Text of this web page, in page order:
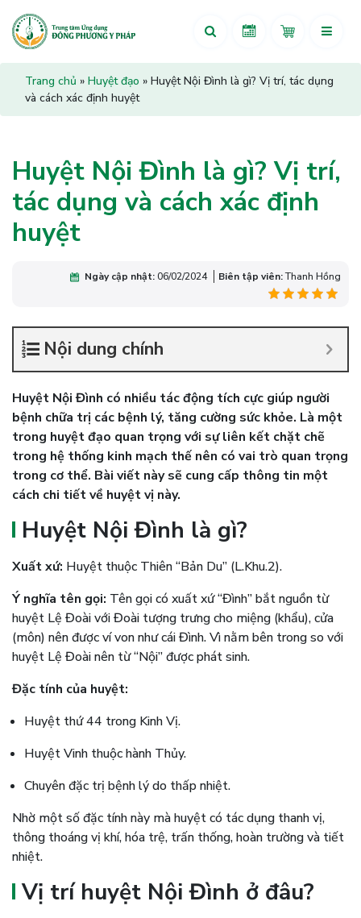
Trang chủ » Huyệt đạo » Huyệt Nội Đình là gì? Vị trí, tác dụng
và cách xác định huyệt
Huyệt Nội Đình là gì? Vị trí,
tác dụng và cách xác định
huyệt
Ngày cập nhật:06/02/2024 Biên tập viên:Thanh Hồng
Nội dung chính
Huyệt Nội Đình có nhiều tác động tích cực giúp người
bệnh chữa trị các bệnh lý, tăng cường sức khỏe. Là một
trong huyệt đạo quan trọng với sự liên kết chặt chẽ
trong hệ thống kinh mạch thế nên có vai trò quan trọng
trong cơ thể. Bài viết này sẽ cung cấp thông tin một
cách chi tiết về huyệt vị này.
Huyệt Nội Đình là gì?
Xuất xứ: Huyệt thuộc Thiên “Bản Du” (L.Khu.2).
Ý nghĩa tên gọi: Tên gọi có xuất xứ “Đình” bắt nguồn từ
huyệt Lệ Đoài với Đoài tượng trưng cho miệng (khẩu), cửa
(môn) nên được ví von như cái Đình. Vì nằm bên trong so với
huyệt Lệ Đoài nên từ “Nội” được phát sinh.
Đặc tính của huyệt:
Huyệt thứ 44 trong Kinh Vị.
Huyệt Vinh thuộc hành Thủy.
Chuyên đặc trị bệnh lý do thấp nhiệt.
Nhờ một số đặc tính này mà huyệt có tác dụng thanh vị,
thông thoáng vị khí, hóa trệ, trấn thống, hoàn trường và tiết
nhiệt.
Vị trí huyệt Nội Đình ở đâu?